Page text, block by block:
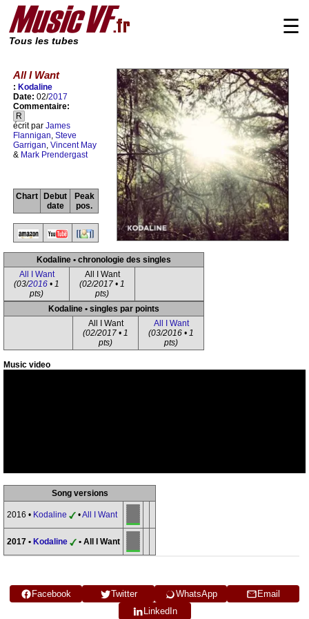
Tous les tubes
☰
All I Want
: Kodaline
Date: 02/2017
Commentaire:
R
écrit par James
Flannigan, Steve
Garrigan, Vincent May
& Mark Prendergast
Chart
Debut
date
Peak
pos.
Kodaline • chronologie des singles
All I Want
(03/2016 • 1
pts)
All I Want
(02/2017 • 1
pts)
Kodaline • singles par points
All I Want
(02/2017 • 1
pts)
All I Want
(03/2016 • 1
pts)
Music video
Song versions
2016 • Kodaline •All I Want
2017 • Kodaline • All I Want
Facebook Twitter WhatsApp
Email
LinkedIn